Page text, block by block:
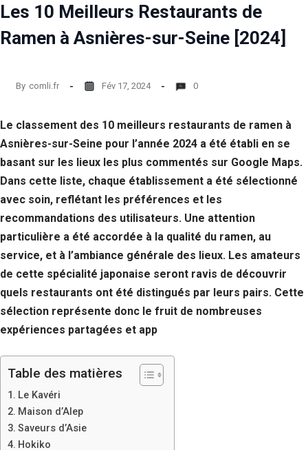
Les 10 Meilleurs Restaurants de
Ramen à Asnières-sur-Seine [2024]
By comli.fr Fév 17, 2024 0
Le classement des 10 meilleurs restaurants de ramen à
Asnières-sur-Seine pour l’année 2024 a été établi en se
basant sur les lieux les plus commentés sur Google Maps.
Dans cette liste, chaque établissement a été sélectionné
avec soin, reflétant les préférences et les
recommandations des utilisateurs. Une attention
particulière a été accordée à la qualité du ramen, au
service, et à l’ambiance générale des lieux. Les amateurs
de cette spécialité japonaise seront ravis de découvrir
quels restaurants ont été distingués par leurs pairs. Cette
sélection représente donc le fruit de nombreuses
expériences partagées et app
Table des matières
Le Kavéri
Maison d’Alep
Saveurs d’Asie
Hokiko